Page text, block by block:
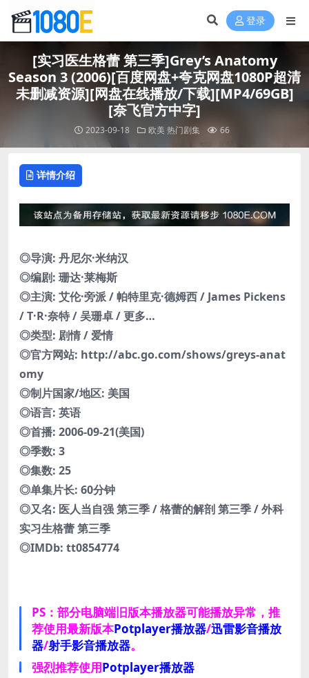
登录
[实习医生格蕾 第三季]Grey’s Anatomy
Season 3 (2006)[百度网盘+夸克网盘1080P超清
未删减资源][网盘在线播放/下载][MP4/69GB]
[奈飞官方中字]
2023-09-18 欧美 热门剧集 66
详情介绍
◎导演: 丹尼尔·米纳汉
◎编剧: 珊达·莱梅斯
◎主演: 艾伦·旁派 / 帕特里克·德姆西 / James Pickens
/ T·R·奈特 / 吴珊卓 / 更多…
◎类型: 剧情 / 爱情
◎官方网站: http://abc.go.com/shows/greys-anat
omy
◎制片国家/地区: 美国
◎语言: 英语
◎首播: 2006-09-21(美国)
◎季数: 3
◎集数: 25
◎单集片长: 60分钟
◎又名: 医人当自强 第三季 / 格蕾的解剖 第三季 / 外科
实习生格蕾 第三季
◎IMDb: tt0854774
PS：部分电脑端旧版本播放器可能播放异常，推
荐使用最新版本Potplayer播放器/迅雷影音播放
器/射手影音播放器。
强烈推荐使用Potplayer播放器